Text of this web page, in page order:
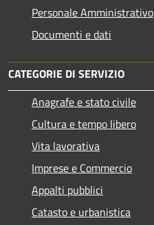
Personale Amministrativo
Documenti e dati
CATEGORIE DI SERVIZIO
Anagrafe e stato civile
Cultura e tempo libero
Vita lavorativa
Imprese e Commercio
Appalti pubblici
Catasto e urbanistica